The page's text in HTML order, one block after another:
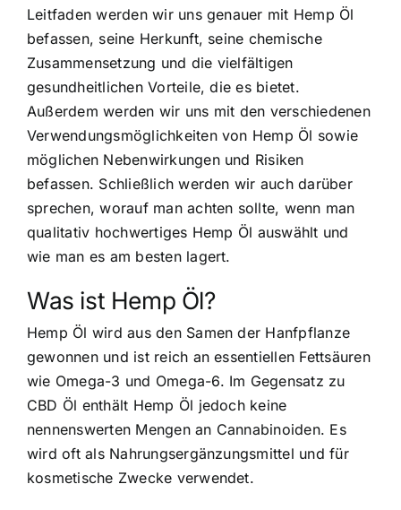
Leitfaden werden wir uns genauer mit Hemp Öl
befassen, seine Herkunft, seine chemische
Zusammensetzung und die vielfältigen
gesundheitlichen Vorteile, die es bietet.
Außerdem werden wir uns mit den verschiedenen
Verwendungsmöglichkeiten von Hemp Öl sowie
möglichen Nebenwirkungen und Risiken
befassen. Schließlich werden wir auch darüber
sprechen, worauf man achten sollte, wenn man
qualitativ hochwertiges Hemp Öl auswählt und
wie man es am besten lagert.
Was ist Hemp Öl?
Hemp Öl wird aus den Samen der Hanfpflanze
gewonnen und ist reich an essentiellen Fettsäuren
wie Omega-3 und Omega-6. Im Gegensatz zu
CBD Öl enthält Hemp Öl jedoch keine
nennenswerten Mengen an Cannabinoiden. Es
wird oft als Nahrungsergänzungsmittel und für
kosmetische Zwecke verwendet.